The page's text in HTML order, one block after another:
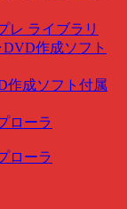
レ ライブラリ
作成ソフト
作成ソフト付属
ローラ
ローラ